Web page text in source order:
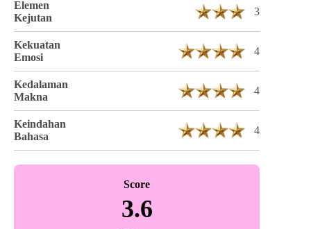
Elemen
Kejutan
3
Kekuatan
Emosi
4
Kedalaman
Makna
4
Keindahan
Bahasa
4
Score
3.6